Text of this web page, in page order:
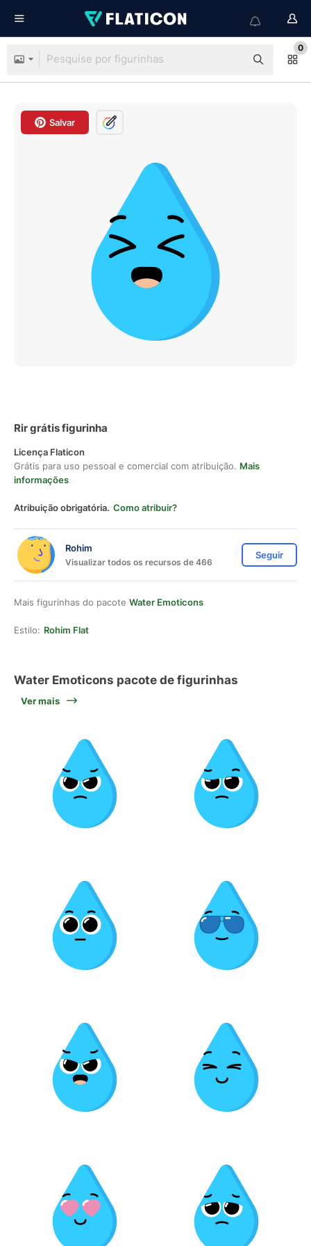
0
Salvar
Rir grátis figurinha
Licença Flaticon
Grátis para uso pessoal e comercial com atribuição. Mais
informações
Atribuição obrigatória. Como atribuir?
Rohim
Visualizar todos os recursos de 466
Seguir
Mais figurinhas do pacote Water Emoticons
Estilo: Rohim Flat
Water Emoticons pacote de figurinhas
Ver mais